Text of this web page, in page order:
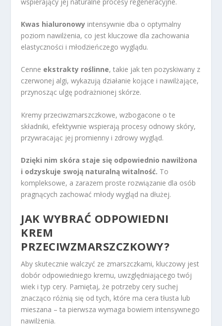
Kwas hialuronowy intensywnie dba o optymalny
poziom nawilżenia, co jest kluczowe dla zachowania
elastyczności i młodzieńczego wyglądu.
Cenne ekstrakty roślinne, takie jak ten pozyskiwany z
czerwonej algi, wykazują działanie kojące i nawilżające,
przynosząc ulgę podrażnionej skórze.
Kremy przeciwzmarszczkowe, wzbogacone o te
składniki, efektywnie wspierają procesy odnowy skóry,
przywracając jej promienny i zdrowy wygląd.
Dzięki nim skóra staje się odpowiednio nawilżona
i odzyskuje swoją naturalną witalność. To
kompleksowe, a zarazem proste rozwiązanie dla osób
pragnących zachować młody wygląd na dłużej.
JAK WYBRAĆ ODPOWIEDNI
KREM
PRZECIWZMARSZCZKOWY?
Aby skutecznie walczyć ze zmarszczkami, kluczowy jest
dobór odpowiedniego kremu, uwzględniającego twój
wiek i typ cery. Pamiętaj, że potrzeby cery suchej
znacząco różnią się od tych, które ma cera tłusta lub
mieszana – ta pierwsza wymaga bowiem intensywnego
nawilżenia.